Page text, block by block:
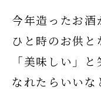
今年造ったお酒
ひと時のお供
「美味しい」
なれたらいいな